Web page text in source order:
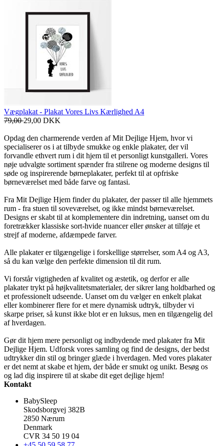
Vægplakat - Plakat Vores Livs Kærlighed A4
79,0029,00 DKK
Opdag den charmerende verden af Mit Dejlige Hjem, hvor vi
specialiserer os i at tilbyde smukke og enkle plakater, der vil
forvandle ethvert rum i dit hjem til et personligt kunstgalleri. Vores
nøje udvalgte sortiment spænder fra stilrene og moderne designs til
søde og inspirerende børneplakater, perfekt til at opfriske
børneværelset med både farve og fantasi.
Fra Mit Dejlige Hjem finder du plakater, der passer til alle hjemmets
rum - fra stuen til soveværelset, og ikke mindst børneværelset.
Designs er skabt til at komplementere din indretning, uanset om du
foretrækker klassiske sort-hvide nuancer eller ønsker at tilføje et
strejf af moderne, afdæmpede farver.
Alle plakater er tilgængelige i forskellige størrelser, som A4 og A3,
så du kan vælge den perfekte dimension til dit rum.
Vi forstår vigtigheden af kvalitet og æstetik, og derfor er alle
plakater trykt på højkvalitetsmaterialer, der sikrer lang holdbarhed og
et professionelt udseende. Uanset om du vælger en enkelt plakat
eller kombinerer flere for et mere dynamisk udtryk, tilbyder vi
skarpe priser, så kunst ikke blot er en luksus, men en tilgængelig del
af hverdagen.
Gør dit hjem mere personligt og indbydende med plakater fra Mit
Dejlige Hjem. Udforsk vores samling og find de designs, der bedst
udtrykker din stil og bringer glæde i hverdagen. Med vores plakater
er det nemt at skabe et hjem, der både er smukt og unikt. Besøg os
og lad dig inspirere til at skabe dit eget dejlige hjem!
Kontakt
BabySleep
Skodsborgvej 382B
2850 Nærum
Denmark
CVR 34 50 19 04